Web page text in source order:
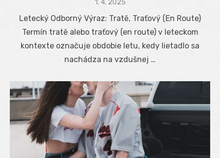
Posted
1. 4. 2025
Letecký Odborný Výraz: Tratě, Traťový (En Route)
Termín tratě alebo traťový (en route) v leteckom
kontexte označuje obdobie letu, kedy lietadlo sa
nachádza na vzdušnej …